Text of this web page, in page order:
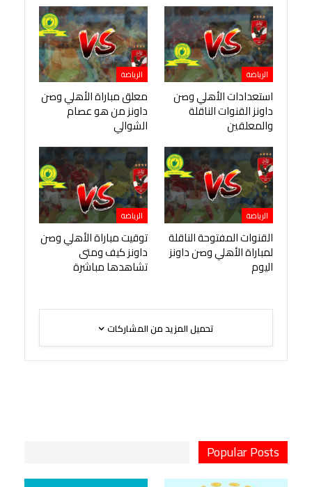
الرياضة
استعدادات الأهلي وصن
داونز القنوات الناقلة
والمعلقين
الرياضة
معلق مباراة الأهلي وصن
داونز من هو عصام
الشوالي
الرياضة
القنوات المفتوحة الناقلة
لمباراة الأهلي وصن داونز
اليوم
الرياضة
توقيت مباراة الأهلي وصن
داونز كيف ومتى
تشاهدها مباشرة
تحميل المزيد من المشاركات
Popular Posts